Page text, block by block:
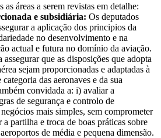
áreas a serem revistas em detalhe:
e subsidiária: Os deputados
a aplicação dos principios da
no desenvolvimento e na
actual e futura no domínio da aviação.
que as disposições que adopta
sejam proporcionadas e adaptadas à
das aeronaves e da sua
convidada a: i) avaliar a
de segurança e controlo de
mais simples, sem comprometer
partilha e troca de boas práticas sobre
de média e pequena dimensão.